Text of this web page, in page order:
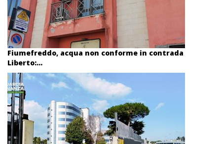
Fiumefreddo, acqua non conforme in contrada
Liberto:...